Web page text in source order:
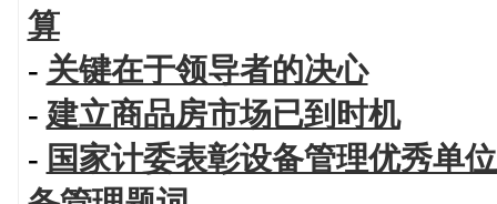
算
- 关键在于领导者的决心
- 建立商品房市场已到时机
- 国家计委表彰设备管理优秀单